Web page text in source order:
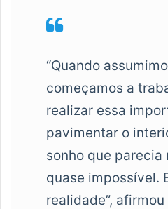
“Quando
começamos a
realizar essa
pavimentar o
sonho que
quase impossível.
realidade”,